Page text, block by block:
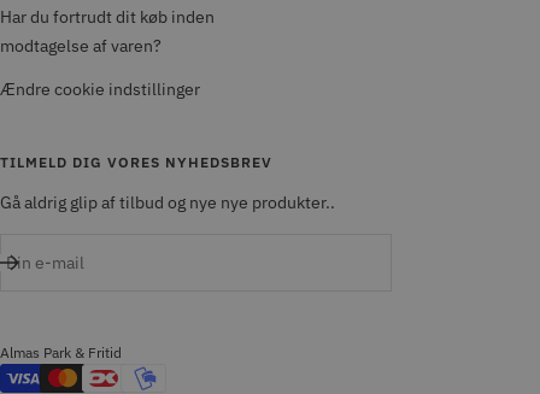
Har du fortrudt dit køb inden
modtagelse af varen?
Ændre cookie indstillinger
TILMELD DIG VORES NYHEDSBREV
Gå aldrig glip af tilbud og nye nye produkter..
Din e-mail
Almas Park & Fritid